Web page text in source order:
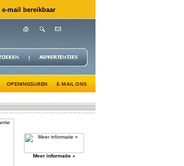
mail bereikbaar
Meer informatie »